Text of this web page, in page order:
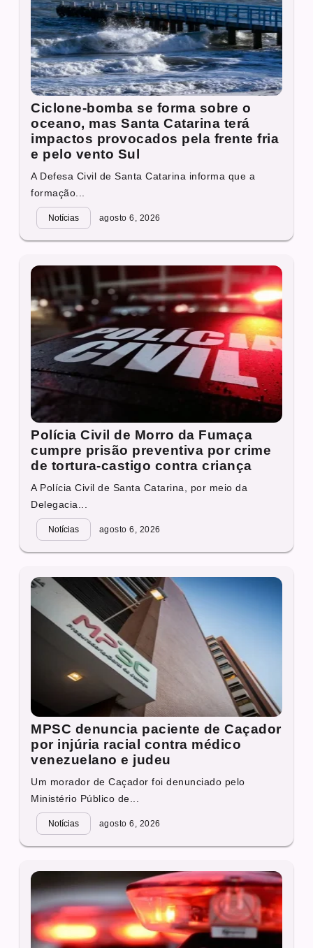
Ciclone-bomba se forma sobre o
oceano, mas Santa Catarina terá
impactos provocados pela frente fria
e pelo vento Sul
A Defesa Civil de Santa Catarina informa que a
formação...
Notícias agosto 6, 2026
Polícia Civil de Morro da Fumaça
cumpre prisão preventiva por crime
de tortura-castigo contra criança
A Polícia Civil de Santa Catarina, por meio da
Delegacia...
Notícias agosto 6, 2026
MPSC denuncia paciente de Caçador
por injúria racial contra médico
venezuelano e judeu
Um morador de Caçador foi denunciado pelo
Ministério Público de...
Notícias agosto 6, 2026